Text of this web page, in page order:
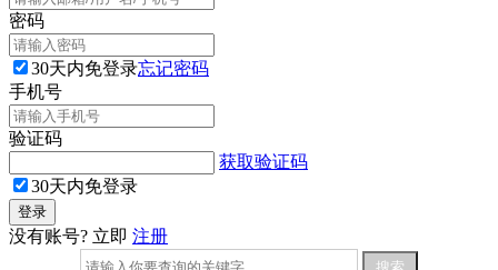
密码
30天内免登录忘记密码
手机号
验证码
获取验证码
30天内免登录
没有账号? 立即 注册